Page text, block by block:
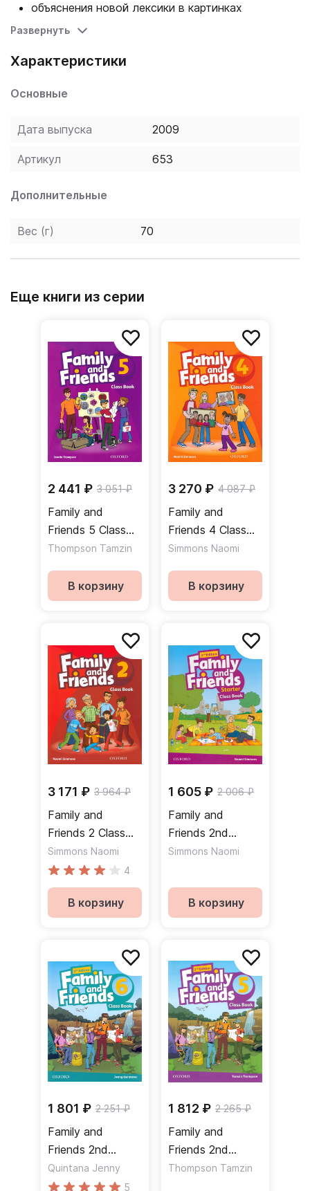
объяснения новой лексики в картинках
задания и тесты для выполнения после
Развернуть
Характеристики
Основные
Дата выпуска 2009
Артикул 653
Дополнительные
Вес (г) 70
Еще книги из серии
2 441 ₽ 3 051 ₽
Family and
Friends 5 Class
Book Учебник
Thompson Tamzin
В корзину
3 270 ₽ 4 087 ₽
Family and
Friends 4 Class
Book Учебник
Simmons Naomi
В корзину
3 171 ₽ 3 964 ₽
Family and
Friends 2 Class
Book Учебник
Simmons Naomi
4
В корзину
1 605 ₽ 2 006 ₽
Family and
Friends 2nd
Edition Starter
Учебник
Simmons Naomi
В корзину
1 801 ₽ 2 251 ₽
Family and
Friends 2nd
Edition 6 Class
Book Учебник
Quintana Jenny
5
1 812 ₽ 2 265 ₽
Family and
Friends 2nd
Edition 5 Class
Thompson Tamzin